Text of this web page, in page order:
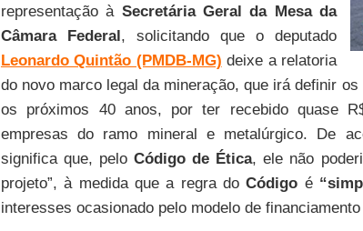
representação à Secretária Geral da Mesa da
Câmara Federal, solicitando que o deputado
Leonardo Quintão (PMDB-MG) deixe a relatoria
do novo marco legal da mineração, que irá definir
os próximos 40 anos, por ter recebido quase
empresas do ramo mineral e metalúrgico. De
significa que, peloCódigo de Ética, ele não
projeto”, à medida que a regra doCódigo é
interesses ocasionado pelo modelo de